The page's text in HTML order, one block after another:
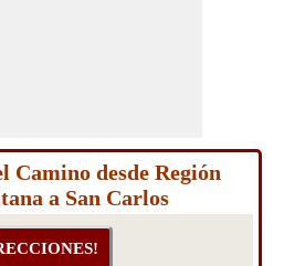
Camino desde Región
a San Carlos